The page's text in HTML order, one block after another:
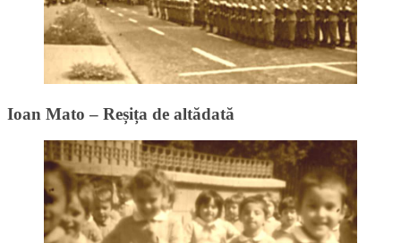
Ioan Mato – Reșița de altădată